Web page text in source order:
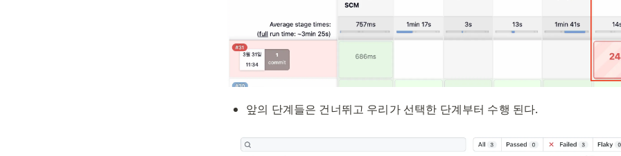
앞의 단계들은 건너뛰고 우리가 선택한 단계부터 수행 된다.